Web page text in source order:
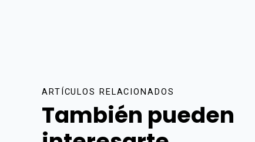
ARTÍCULOS RELACIONADOS
También pueden